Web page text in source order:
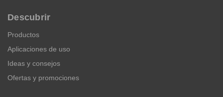
Descubrir
Productos
Aplicaciones de uso
Ideas y consejos
Ofertas y promociones